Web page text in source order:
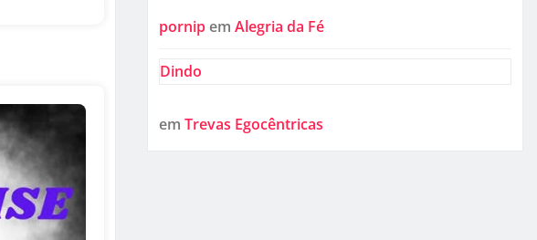
pornip em Alegria da Fé
Dindo
em Trevas Egocêntricas